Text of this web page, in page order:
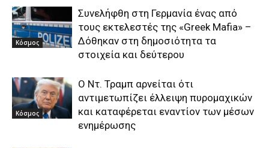
Κόσμος
Συνελήφθη στη Γερμανία ένας από
τους εκτελεστές της «Greek Mafia» –
Δόθηκαν στη δημοσιότητα τα
στοιχεία και δεύτερου
Κόσμος
Ο Ντ. Τραμπ αρνείται ότι
αντιμετωπίζει έλλειψη πυρομαχικών
και καταφέρεται εναντίον των μέσων
ενημέρωσης